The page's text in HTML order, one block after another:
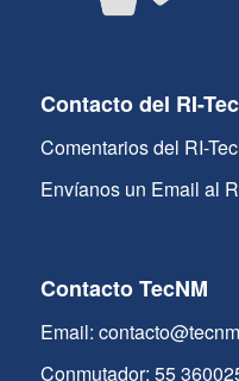
Contacto del RI-
Comentarios del RI-
Envíanos un Email al
Contacto TecNM
Email:
Conmutador: 55